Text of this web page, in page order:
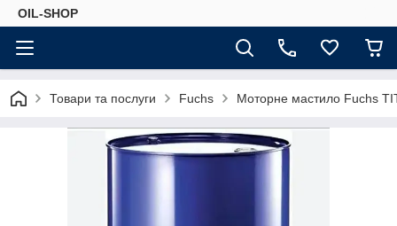
OIL-SHOP
Товари та послуги Fuchs Моторне мастило Fuchs